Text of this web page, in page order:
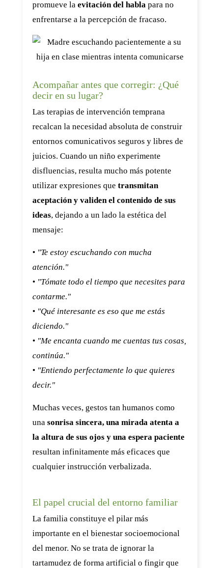
promueve la evitación del habla para no
enfrentarse a la percepción de fracaso.
Acompañar antes que corregir: ¿Qué
decir en su lugar?
Las terapias de intervención temprana
recalcan la necesidad absoluta de construir
entornos comunicativos seguros y libres de
juicios. Cuando un niño experimente
disfluencias, resulta mucho más potente
utilizar expresiones que transmitan
aceptación y validen el contenido de sus
ideas, dejando a un lado la estética del
mensaje:
• "Te estoy escuchando con mucha
atención."
• "Tómate todo el tiempo que necesites para
contarme."
• "Qué interesante es eso que me estás
diciendo."
• "Me encanta cuando me cuentas tus cosas,
continúa."
• "Entiendo perfectamente lo que quieres
decir."
Muchas veces, gestos tan humanos como
una sonrisa sincera, una mirada atenta a
la altura de sus ojos y una espera paciente
resultan infinitamente más eficaces que
cualquier instrucción verbalizada.
El papel crucial del entorno familiar
La familia constituye el pilar más
importante en el bienestar socioemocional
del menor. No se trata de ignorar la
tartamudez de forma artificial o fingir que